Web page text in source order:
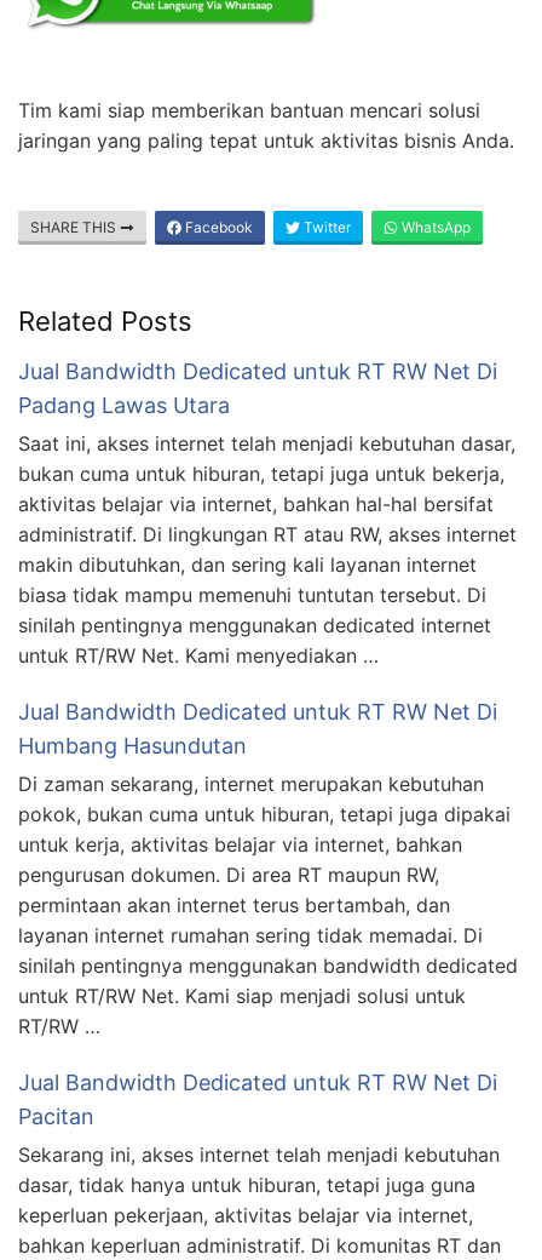
Tim kami siap memberikan bantuan mencari solusi
jaringan yang paling tepat untuk aktivitas bisnis Anda.
SHARE THIS Facebook Twitter WhatsApp
Related Posts
Jual Bandwidth Dedicated untuk RT RW Net Di
Padang Lawas Utara
Saat ini, akses internet telah menjadi kebutuhan dasar,
bukan cuma untuk hiburan, tetapi juga untuk bekerja,
aktivitas belajar via internet, bahkan hal-hal bersifat
administratif. Di lingkungan RT atau RW, akses internet
makin dibutuhkan, dan sering kali layanan internet
biasa tidak mampu memenuhi tuntutan tersebut. Di
sinilah pentingnya menggunakan dedicated internet
untuk RT/RW Net. Kami menyediakan …
Jual Bandwidth Dedicated untuk RT RW Net Di
Humbang Hasundutan
Di zaman sekarang, internet merupakan kebutuhan
pokok, bukan cuma untuk hiburan, tetapi juga dipakai
untuk kerja, aktivitas belajar via internet, bahkan
pengurusan dokumen. Di area RT maupun RW,
permintaan akan internet terus bertambah, dan
layanan internet rumahan sering tidak memadai. Di
sinilah pentingnya menggunakan bandwidth dedicated
untuk RT/RW Net. Kami siap menjadi solusi untuk
RT/RW …
Jual Bandwidth Dedicated untuk RT RW Net Di
Pacitan
Sekarang ini, akses internet telah menjadi kebutuhan
dasar, tidak hanya untuk hiburan, tetapi juga guna
keperluan pekerjaan, aktivitas belajar via internet,
bahkan keperluan administratif. Di komunitas RT dan